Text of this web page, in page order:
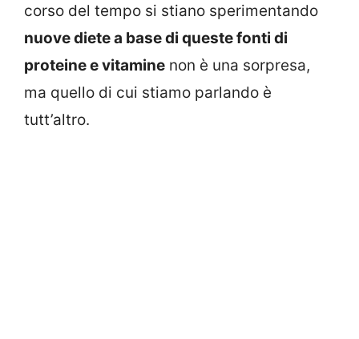
corso del tempo si stiano sperimentando
nuove diete a base di queste fonti di
proteine e vitamine non è una sorpresa,
ma quello di cui stiamo parlando è
tutt’altro.